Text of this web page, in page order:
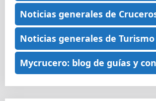
Noticias generales de
Noticias generales de Turismo
Mycrucero: blog de guías y